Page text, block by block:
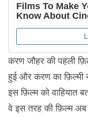
करण जौहर की पहली
हुई और करण का
इस फ़िल्म को
वे इस तरह की फ़िल्म